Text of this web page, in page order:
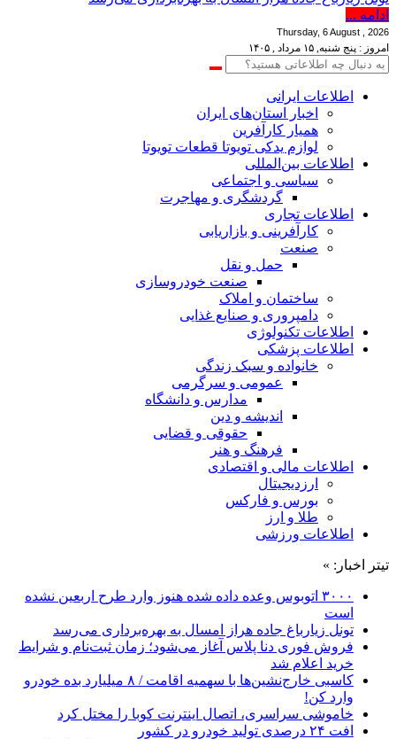
ادامه ...
Thursday, 6 August , 2026
امروز : پنج شنبه, ۱۵ مرداد , ۱۴۰۵
اطلاعات‌ ‎ایرانی
اخبار استان‌های ایران
همیار کارآفرین
لوازم یدکی تویوتا قطعات تویوتا
اطلاعات بین‌المللی
سیاسی و اجتماعی
گردشگری و مهاجرت
اطلاعات تجاری
کارآفرینی و بازاریابی
صنعت
حمل و نقل
صنعت خودروسازی
ساختمان و املاک
دامپروری و صنایع غذایی
اطلاعات تکنولوژی
اطلاعات پزشکی
خانواده و سبک زندگی
عمومی و سرگرمی
مدارس و دانشگاه
اندیشه و دین
حقوقی و قضایی
فرهنگ و هنر
اطلاعات مالی و اقتصادی
ارزدیجیتال
بورس و فارکس
طلا و ارز
اطلاعات ورزشی
تیتر اخبار: »
۳۰۰۰ اتوبوس وعده داده شده هنوز وارد طرح اربعین نشده
است
تونل زیارباغ جاده هراز امسال به بهره‌برداری می‌رسد
فروش فوری دنا پلاس آغاز می‌شود؛ زمان ثبت‌نام و شرایط
خرید اعلام شد
کاسبی خارج‌نشین‌ها با سهمیه اقامت / ۸ میلیارد بده خودرو
وارد کن!
خاموشی سراسری، اتصال اینترنت کوبا را مختل کرد
افت ۲۴ درصدی تولید خودرو در کشور